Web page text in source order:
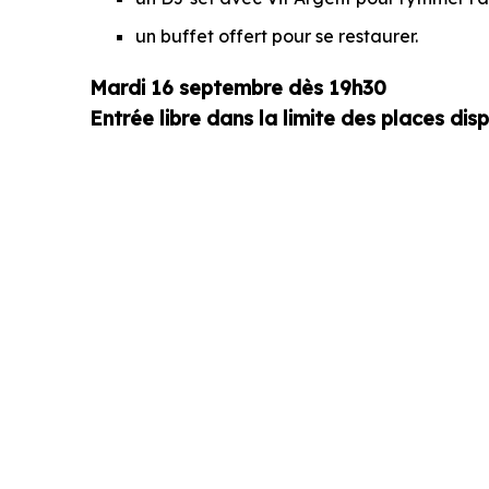
un buffet offert pour se restaurer.
Mardi 16 septembre dès 19h30
Entrée libre dans la limite des places